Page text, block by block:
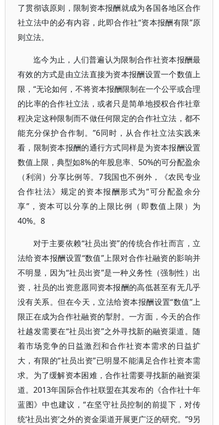
了贯彻该原则，限制资本报酬就成为各国各地区合作
社立法中的必有内容，此即合作社“资本报酬有限”原
则立法。
迄今为止，人们普遍认为限制合作社资本报酬最
有效的方式是由立法直接为资本报酬设置一个数值上
限，“无论如何，不将资本报酬限制在一个公平或合理
的比率的合作社立法，或者只是简单地授权合作社章
程决定这种限制而不做任何限定的合作社立法，都不
能充分保护合作制。”6同时，从合作社立法实践来
看，限制资本报酬的通行方式同样是为资本报酬设置
数值上限，典型如8%的年股息率、50%的可分配盈余
（利润）分享比例等。7我国也不例外，《农民专业
合作社法》规定的资本报酬形式为“可分配盈余分
享”，资本可以分享的上限比例（即数值上限）为
40%。8
对于主要依赖“社员出资”的传统合作社而言，立
法给资本报酬设置“数值”上限对合作社融资的影响并
不明显，因为“社员出资”是一种义务性（强制性）出
资，社员的出资意愿同资本报酬的高低甚至有无几乎
没有关系。但在今天，立法给资本报酬设置“数值”上
限正在成为合作社融资的掣肘。一方面，今天的合作
社越发需要在“社员出资”之外寻找新的融资渠道。随
着市场竞争的日益激烈和合作社资本需求的日益扩
大，有限的“社员出资”已明显不能满足合作社资本需
求。为了缓解资本困难，合作社需要寻找新的融资渠
道。2013年国际合作社联盟在其发布的《合作社十年
蓝图》中也建议，“在坚守社员控制的前提下，对传
统‘社员出资’之外的资金渠道开展更广泛的研究。”9另